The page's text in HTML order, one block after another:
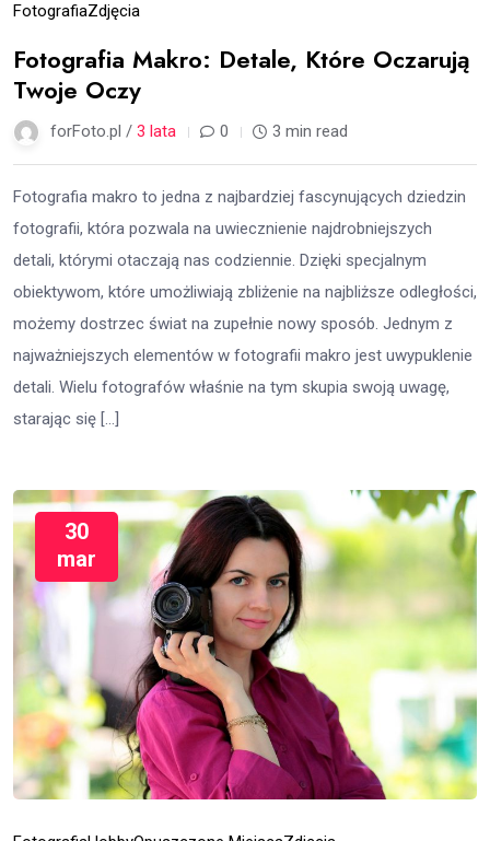
FotografiaZdjęcia
Fotografia Makro: Detale, Które Oczarują
Twoje Oczy
forFoto.pl / 3 lata 0 3 min read
Fotografia makro to jedna z najbardziej fascynujących dziedzin
fotografii, która pozwala na uwiecznienie najdrobniejszych
detali, którymi otaczają nas codziennie. Dzięki specjalnym
obiektywom, które umożliwiają zbliżenie na najbliższe odległości,
możemy dostrzec świat na zupełnie nowy sposób. Jednym z
najważniejszych elementów w fotografii makro jest uwypuklenie
detali. Wielu fotografów właśnie na tym skupia swoją uwagę,
starając się […]
30
mar